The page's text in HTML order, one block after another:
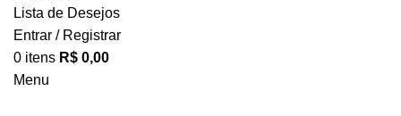
Lista de Desejos
Entrar / Registrar
0 itens R$ 0,00
Menu